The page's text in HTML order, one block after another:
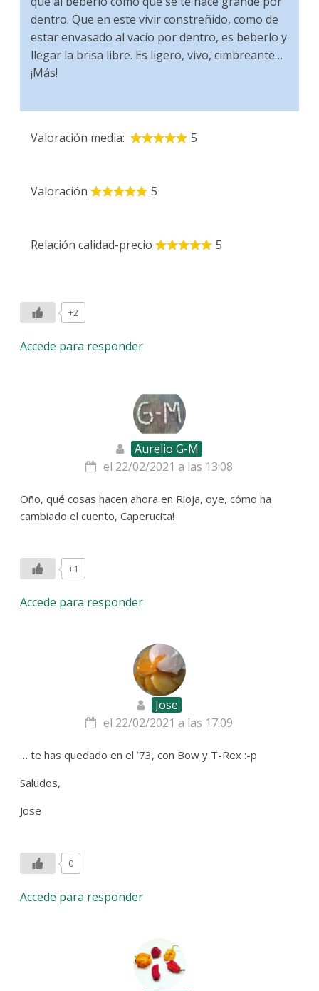
dentro. Que en este vivir constreñido, como de
estar envasado al vacío por dentro, es beberlo y
llegar la brisa libre. Es ligero, vivo, cimbreante…
¡Más!
Valoración media: 5
Valoración 5
Relación calidad-precio 5
+2
Accede para responder
Aurelio G-M
el 22/02/2021 a las 13:08
Oño, qué cosas hacen ahora en Rioja, oye, cómo ha
cambiado el cuento, Caperucita!
+1
Accede para responder
Jose
el 22/02/2021 a las 17:09
… te has quedado en el ’73, con Bow y T-Rex :-p
Saludos,
Jose
0
Accede para responder